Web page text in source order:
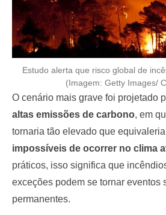
Estudo alerta que risco global de
(Imagem: Getty Images/
O cenário mais grave foi projetado
altas emissões de carbono, em
tornaria tão elevado que
impossíveis de ocorrer no clima
práticos, isso significa que
exceções podem se tornar eventos
permanentes.